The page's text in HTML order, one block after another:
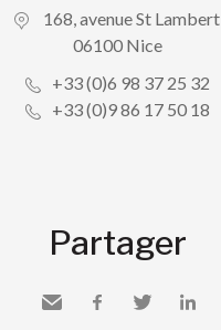
168, avenue St Lambert
06100 Nice
+33 (0)6 98 37 25 32
+33 (0)9 86 17 50 18
Partager